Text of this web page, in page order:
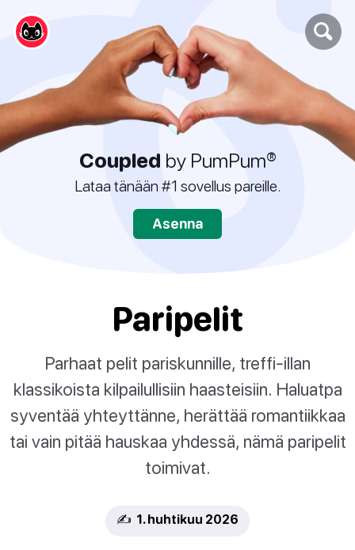
Coupled by PumPum®
Lataa tänään #1 sovellus pareille.
Asenna
Paripelit
Parhaat pelit pariskunnille, treffi-illan
klassikoista kilpailullisiin haasteisiin. Haluatpa
syventää yhteyttänne, herättää romantiikkaa
tai vain pitää hauskaa yhdessä, nämä paripelit
toimivat.
✍️ 1. huhtikuu 2026